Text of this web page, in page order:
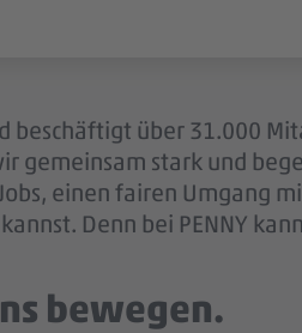
beschäftigt über 31.000
gemeinsam stark und
einen fairen Umgang
Denn bei PENNY
bewegen.